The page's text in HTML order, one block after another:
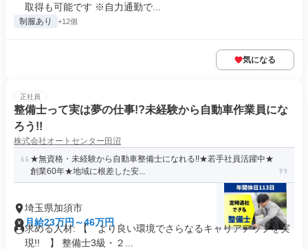
取得も可能です ※自力通勤で...
制服あり +12個
気になる
正社員
整備士って実は夢の仕事!?未経験から自動車作業員にな
ろう!!
株式会社オートセンター田沼
★無資格・未経験から自動車整備士になれる!!★若手社員活躍中★
創業60年★地域に根差した安...
埼玉県加須市
月給23万円～46万円
求める人材: 【 より良い環境でさらなるキャリアアップを実
現!! 】 整備士3級・２...